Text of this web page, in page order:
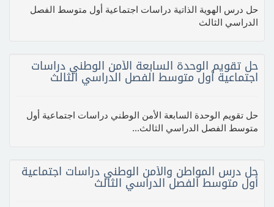
حل درس الهوية الذاتية دراسات اجتماعية أول متوسط الفصل
الدراسي الثالث
حل تقويم الوحدة السابعة الأمن الوطني دراسات
اجتماعية أول متوسط الفصل الدراسي الثالث
حل تقويم الوحدة السابعة الأمن الوطني دراسات اجتماعية أول
متوسط الفصل الدراسي الثالث...
حل درس المواطن والأمن الوطني دراسات اجتماعية
أول متوسط الفصل الدراسي الثالث